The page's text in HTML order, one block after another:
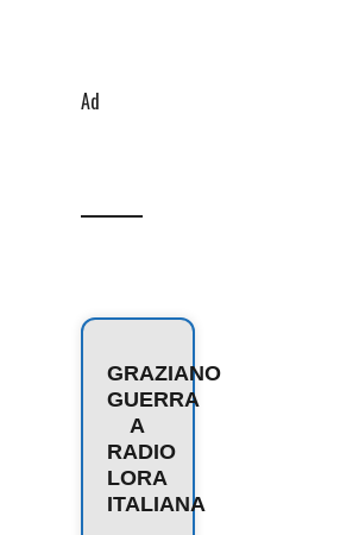
Ad
GRAZIANO
GUERRA
A
RADIO
LORA
ITALIANA